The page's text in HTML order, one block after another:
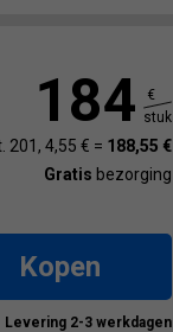
184
€
stuk
201, 4,55 € = 188,55 €
Gratis bezorging
Kopen
Levering 2-3 werkdagen